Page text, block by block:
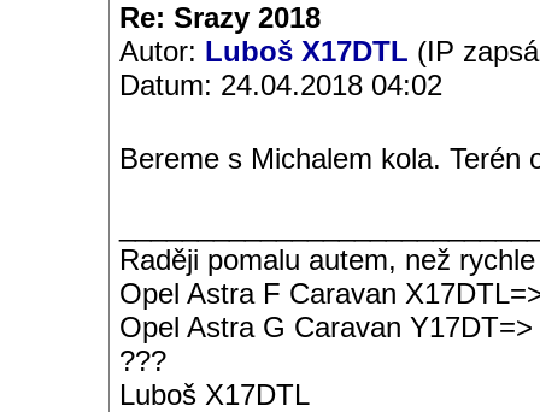
Re: Srazy 2018
Autor: Luboš X17DTL (IP
Datum: 24.04.2018 04:02
Bereme s Michalem kola.
Raději pomalu autem, než
Opel Astra F Caravan
Opel Astra G Caravan Y17DT=>
???
Luboš X17DTL